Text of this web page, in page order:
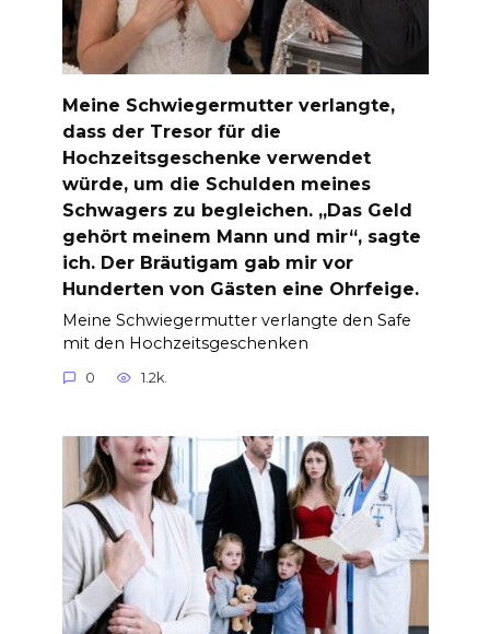
Meine Schwiegermutter verlangte,
dass der Tresor für die
Hochzeitsgeschenke verwendet
würde, um die Schulden meines
Schwagers zu begleichen. „Das Geld
gehört meinem Mann und mir“, sagte
ich. Der Bräutigam gab mir vor
Hunderten von Gästen eine Ohrfeige.
Meine Schwiegermutter verlangte den Safe
mit den Hochzeitsgeschenken
0 1.2k.